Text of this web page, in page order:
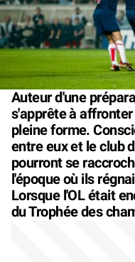
Auteur d'une
s'apprête à
pleine forme.
entre eux et le club
pourront se
l'époque où ils
Lorsque l'OL était
du Trophée des